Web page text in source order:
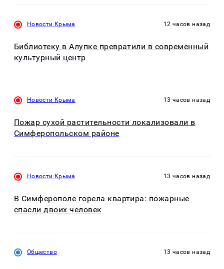
Новости Крыма 12 часов назад
Библиотеку в Алупке превратили в современный
культурный центр
Новости Крыма 13 часов назад
Пожар сухой растительности локализовали в
Симферопольском районе
Новости Крыма 13 часов назад
В Симферополе горела квартира: пожарные
спасли двоих человек
Общество 13 часов назад